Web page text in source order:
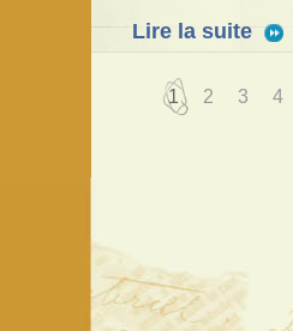
Lire la suite
1 2 3 4